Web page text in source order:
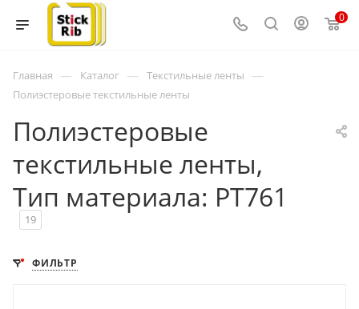
0
Главная — Каталог — Текстильные ленты —
Полиэстеровые текстильные ленты
Полиэстеровые
текстильные ленты,
Тип материала: PT761
19
ФИЛЬТР